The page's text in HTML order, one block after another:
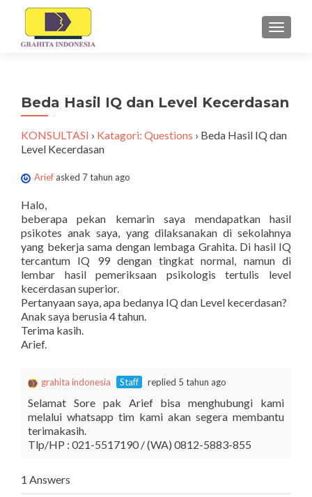
TUKAR
Beda Hasil IQ dan Level Kecerdasan
KONSULTASI › Katagori: Questions › Beda Hasil IQ dan
Level Kecerdasan
Arief asked 7 tahun ago
Halo,
beberapa pekan kemarin saya mendapatkan hasil
psikotes anak saya, yang dilaksanakan di sekolahnya
yang bekerja sama dengan lembaga Grahita. Di hasil IQ
tercantum IQ 99 dengan tingkat normal, namun di
lembar hasil pemeriksaan psikologis tertulis level
kecerdasan superior.
Pertanyaan saya, apa bedanya IQ dan Level kecerdasan?
Anak saya berusia 4 tahun.
Terima kasih.
Arief.
grahita indonesia Staff replied 5 tahun ago
Selamat Sore pak Arief bisa menghubungi kami
melalui whatsapp tim kami akan segera membantu
terimakasih.
Tlp/HP : 021-5517190 / (WA) 0812-5883-855
1 Answers